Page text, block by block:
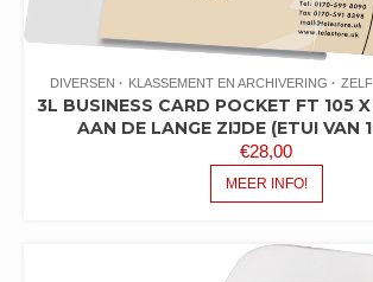
DIVERSEN KLASSEMENT EN ARCHIVERING
3L BUSINESS CARD POCKET FT 105
AAN DE LANGE ZIJDE (ETUI VAN
€28,00
MEER INFO!